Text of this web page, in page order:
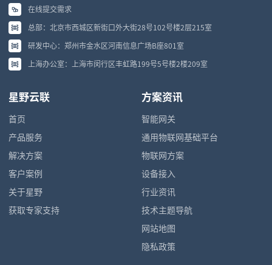
在线提交需求
总部：北京市西城区新街口外大街28号102号楼2层215室
研发中心：郑州市金水区河南信息广场B座801室
上海办公室：上海市闵行区丰虹路199号5号楼2楼209室
星野云联
首页
产品服务
解决方案
客户案例
关于星野
获取专家支持
方案资讯
智能网关
通用物联网基础平台
物联网方案
设备接入
行业资讯
技术主题导航
网站地图
隐私政策